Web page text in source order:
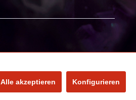
Alle akzeptieren Konfigurieren
Kundenbewertungen
Noch nicht